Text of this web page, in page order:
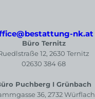
nk.at
Büro Ternitz
12, 2630 Ternitz
02630 384 68
Puchberg I Grünbach
36, 2732 Würflach